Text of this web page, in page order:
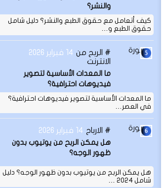
والنشر؟
كيف أتعامل مع حقوق الطبع والنشر؟ دليل شامل
حقوق الطبع و…
الربح من
الانترنت
14 فبراير 2026
ما المعدات الأساسية لتصوير
فيديوهات احترافية؟
ما المعدات الأساسية لتصوير فيديوهات احترافية؟
في العصر…
الارباح 14 فبراير 2026
هل يمكن الربح من يوتيوب بدون
ظهور الوجه؟
هل يمكن الربح من يوتيوب بدون ظهور الوجه؟ دليل
شامل 2024 …